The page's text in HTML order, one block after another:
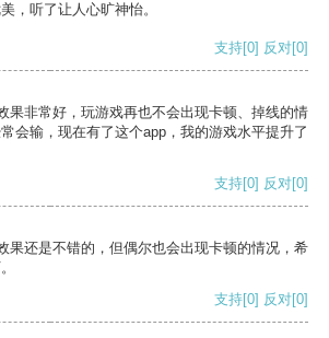
，听了让人心旷神怡。
支持[0] 反对[0]
果非常好，玩游戏再也不会出现卡顿、掉线的情
会输，现在有了这个app，我的游戏水平提升了
支持[0] 反对[0]
果还是不错的，但偶尔也会出现卡顿的情况，希
支持[0] 反对[0]